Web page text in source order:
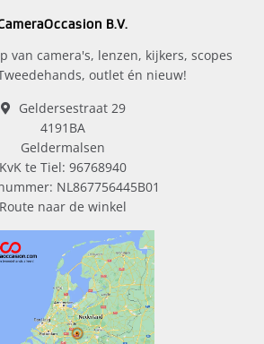
B.V.
van camera's, lenzen, kijkers, scopes
outlet én nieuw!
Geldersestraat 29
4191BA
Geldermalsen
KvK te Tiel: 96768940
NL867756445B01
Route naar de winkel